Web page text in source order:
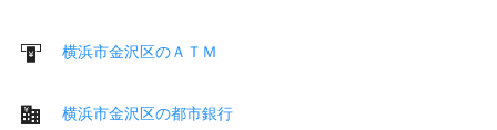
横浜市金沢区のＡＴＭ
横浜市金沢区の都市銀行